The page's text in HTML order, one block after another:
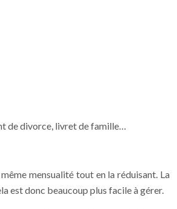
de divorce, livret de famille…
mensualité tout en la réduisant. La
est donc beaucoup plus facile à gérer.